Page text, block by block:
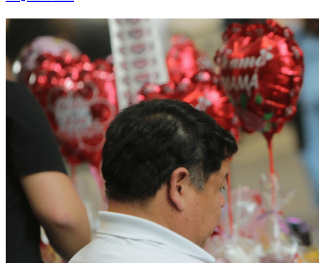
Universidad de Chile
Sustentabilidad